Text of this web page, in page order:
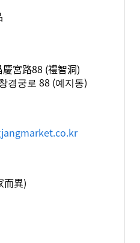
宮路88 (禮智洞)
경궁로 88 (예지동)
而異)